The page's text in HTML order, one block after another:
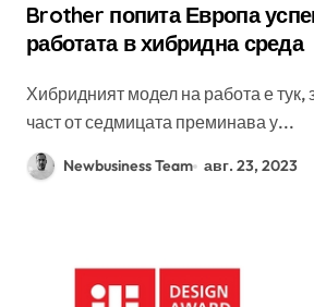
Brother попита Европа
работата в хибридна среда
Хибридният модел на работа е тук, за да остане, като
част от седмицата преминава у...
Newbusiness Team авг. 23, 2023